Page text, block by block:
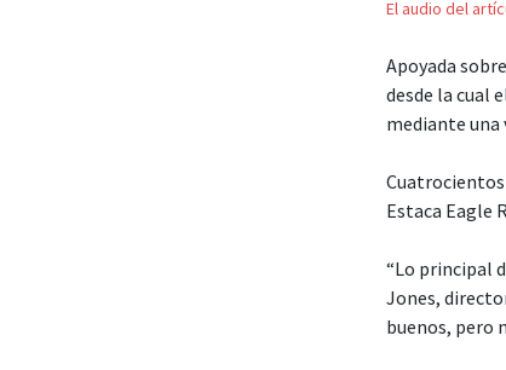
El audio del
Apoyada
desde la cual
mediante una
Estaca Eagle
“Lo principal
Jones,
buenos, pero